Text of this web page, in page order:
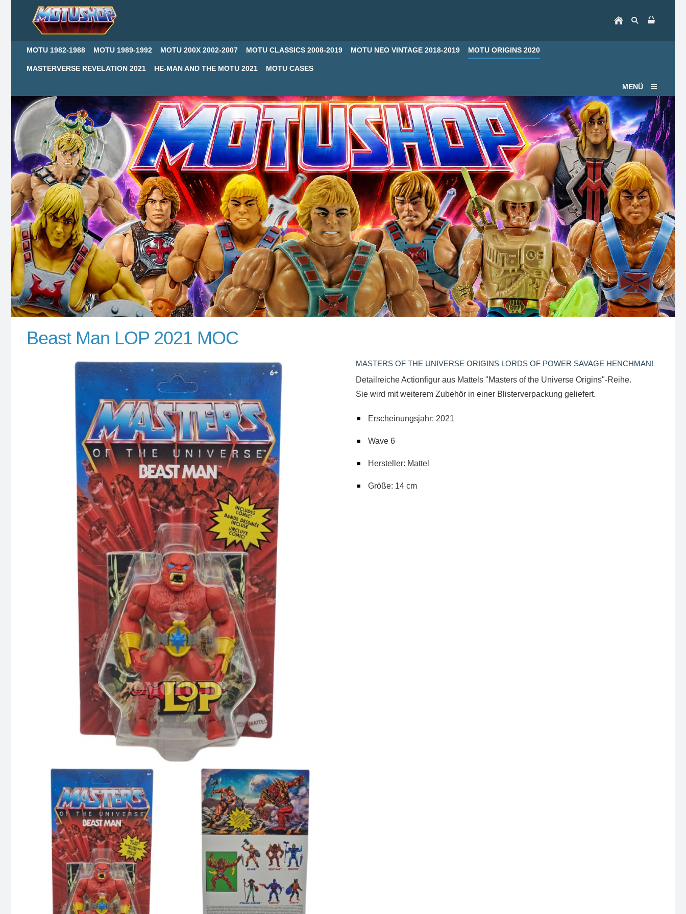
MOTU 1982-1988 MOTU 1989-1992 MOTU 200X 2002-2007 MOTU CLASSICS 2008-2019 MOTU NEO VINTAGE 2018-2019 MOTU ORIGINS 2020
MASTERVERSE REVELATION 2021 HE-MAN AND THE MOTU 2021 MOTU CASES
MENÜ
Beast Man LOP 2021 MOC
MASTERS OF THE UNIVERSE ORIGINS LORDS OF POWER SAVAGE HENCHMAN!
Detailreiche Actionfigur aus Mattels "Masters of the Universe Origins"-Reihe.
Sie wird mit weiterem Zubehör in einer Blisterverpackung geliefert.
Erscheinungsjahr: 2021
Wave 6
Hersteller: Mattel
Größe: 14 cm